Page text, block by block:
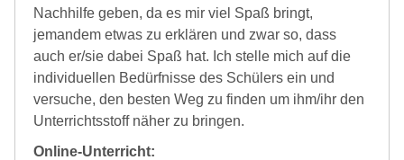
Nachhilfe geben, da es mir viel Spaß bringt,
jemandem etwas zu erklären und zwar so, dass
auch er/sie dabei Spaß hat. Ich stelle mich auf die
individuellen Bedürfnisse des Schülers ein und
versuche, den besten Weg zu finden um ihm/ihr den
Unterrichtsstoff näher zu bringen.
Online-Unterricht: